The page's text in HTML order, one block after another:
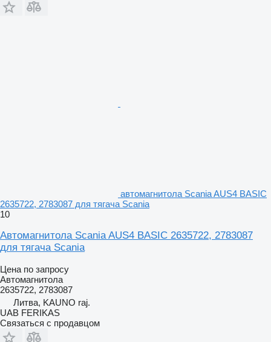
автомагнитола Scania AUS4 BASIC
2635722, 2783087 для тягача Scania
10
Автомагнитола Scania AUS4 BASIC 2635722, 2783087
для тягача Scania
Цена по запросу
Автомагнитола
2635722, 2783087
Литва, KAUNO raj.
UAB FERIKAS
Связаться с продавцом